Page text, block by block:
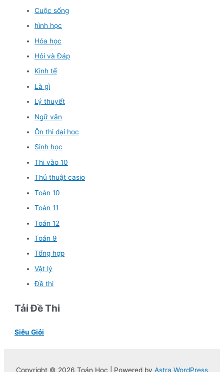
Cuộc sống
hình học
Hóa học
Hỏi và Đáp
Kinh tế
Là gì
Lý thuyết
Ngữ văn
Ôn thi đại học
Sinh học
Thi vào 10
Thủ thuật casio
Toán 10
Toán 11
Toán 12
Toán 9
Tổng hợp
Vật lý
Đề thi
Tải Đề Thi
Siêu Giỏi
Copyright © 2026 Toán Học | Powered by Astra WordPress